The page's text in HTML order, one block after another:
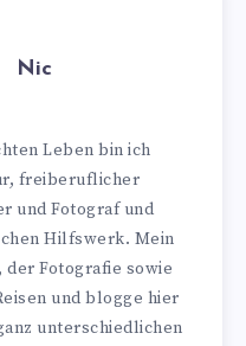
Nic
Leben bin ich
freiberuflicher
und Fotograf und
Hilfswerk. Mein
Fotografie sowie
und blogge hier
unterschiedlichen